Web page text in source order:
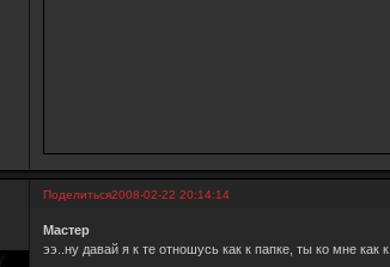
Поделиться2008-02-22 20:14:14
Мастер
ээ..ну давай я к те отношусь как к папке, ты ко мне как